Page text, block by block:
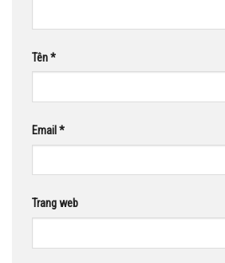
Tên*
Email *
Trang web